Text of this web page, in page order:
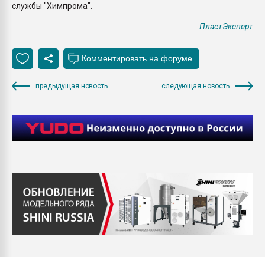
службы "Химпрома".
ПластЭксперт
предыдущая новость следующая новость